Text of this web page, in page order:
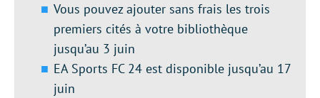
Vous pouvez ajouter sans frais les trois
premiers cités à votre bibliothèque
jusqu’au 3 juin
EA Sports FC 24 est disponible jusqu’au 17
juin